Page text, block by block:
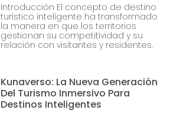
Introducción El concepto de destino
turístico inteligente ha transformado
la manera en que los territorios
gestionan su competitividad y su
relación con visitantes y residentes.
Kunaverso: La Nueva Generación
Del Turismo Inmersivo Para
Destinos Inteligentes